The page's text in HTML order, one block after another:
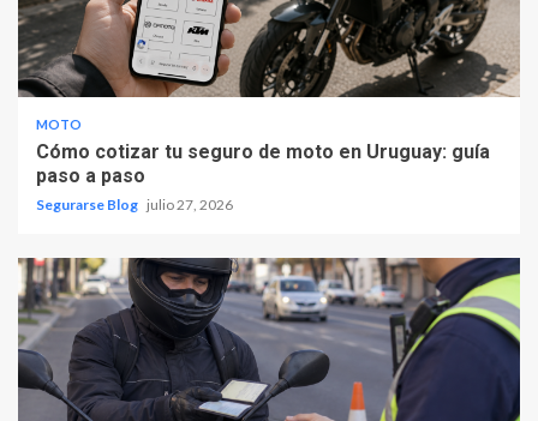
MOTO
Cómo cotizar tu seguro de moto en Uruguay: guía
paso a paso
Segurarse Blog julio 27, 2026